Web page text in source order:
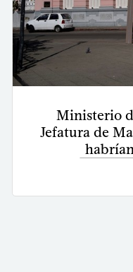
Ministerio
Jefatura de